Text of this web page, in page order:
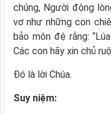
chúng, Người động
vơ như những con
bảo môn đệ rằng:
Các con hãy xin chủ
Ðó là lời Chúa.
Suy niệm: